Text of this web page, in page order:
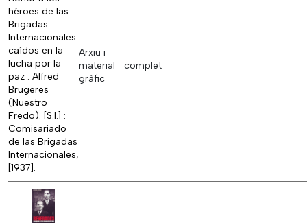
héroes de las
Brigadas
Internacionales
caídos en la
lucha por la
paz : Alfred
Brugeres
(Nuestro
Fredo). [S.l.] :
Comisariado
de las Brigadas
Internacionales,
[1937].
Arxiu i
material
gràfic
complet